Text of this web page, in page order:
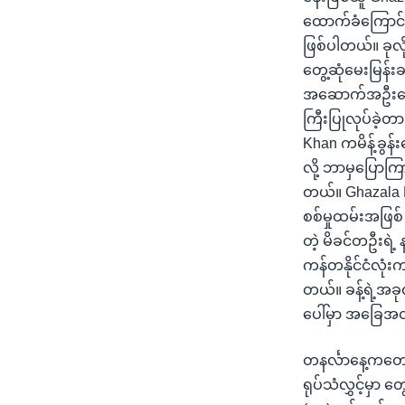
ထောက်ခံကြောင်
ဖြစ်ပါတယ်။ ခု
တွေ့ဆုံမေးမြန်
အဆောက်အဦးပ
ကြီးပြုလုပ်ခဲ့တ
Khan ကမိန့်ခွန်
လို့ ဘာမှပြောက
တယ်။
စစ်မှုထမ်းအဖြစ်
တဲ့ မိခင်တဦးရဲ့
ကန်တနိုင်ငံလုံးက
တယ်။ ခန့်ရဲ့အခု
ပေါ်မှာ အခြေ
တနင်္လာနေ့ကတ
ရုပ်သံလွှင့်မှာ တွ